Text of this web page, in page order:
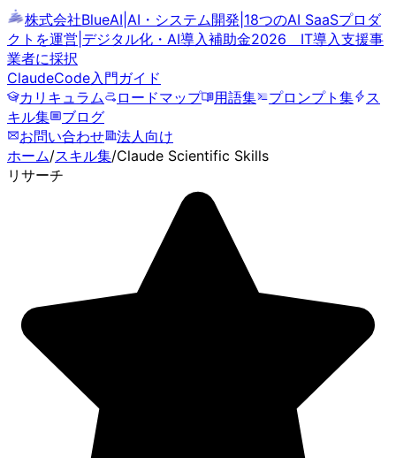
株式会社BlueAI AI・システム開発 18つのAI SaaSプロダ
クトを運営 デジタル化・AI導入補助金2026 IT導入支援事
業者に採択
ClaudeCode入門ガイド
カリキュラム
ロードマップ 用語集 プロンプト集
ス
キル集
ブログ
お問い合わせ
法人向け
ホーム/スキル集/Claude Scientific Skills
リサーチ